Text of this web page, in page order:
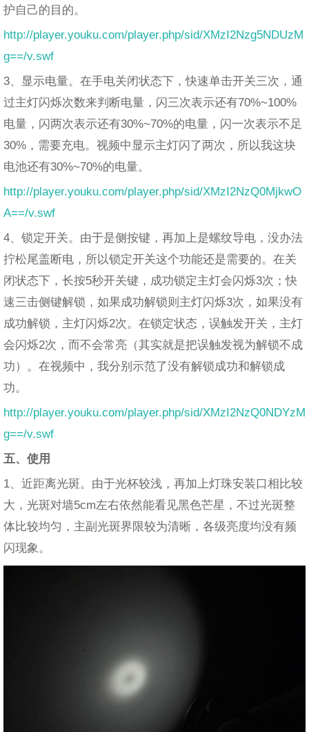
护自己的目的。
http://player.youku.com/player.php/sid/XMzI2Nzg5NDUzM
g==/v.swf
3、显示电量。在手电关闭状态下，快速单击开关三次，通
过主灯闪烁次数来判断电量，闪三次表示还有70%~100%
电量，闪两次表示还有30%~70%的电量，闪一次表示不足
30%，需要充电。视频中显示主灯闪了两次，所以我这块
电池还有30%~70%的电量。
http://player.youku.com/player.php/sid/XMzI2NzQ0MjkwO
A==/v.swf
4、锁定开关。由于是侧按键，再加上是螺纹导电，没办法
拧松尾盖断电，所以锁定开关这个功能还是需要的。在关
闭状态下，长按5秒开关键，成功锁定主灯会闪烁3次；快
速三击侧键解锁，如果成功解锁则主灯闪烁3次，如果没有
成功解锁，主灯闪烁2次。在锁定状态，误触发开关，主灯
会闪烁2次，而不会常亮（其实就是把误触发视为解锁不成
功）。在视频中，我分别示范了没有解锁成功和解锁成
功。
http://player.youku.com/player.php/sid/XMzI2NzQ0NDYzM
g==/v.swf
五、使用
1、近距离光斑。由于光杯较浅，再加上灯珠安装口相比较
大，光斑对墙5cm左右依然能看见黑色芒星，不过光斑整
体比较均匀，主副光斑界限较为清晰，各级亮度均没有频
闪现象。